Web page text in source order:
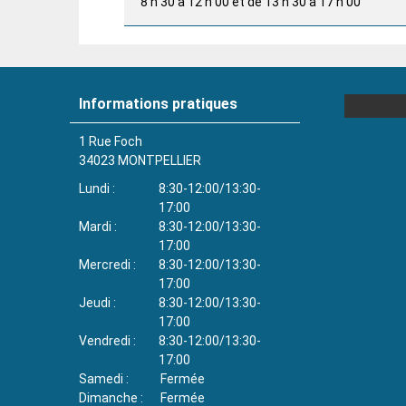
Informations pratiques
1 Rue Foch
34023 MONTPELLIER
Lundi
8:30-12:00/13:30-
17:00
Mardi
8:30-12:00/13:30-
17:00
Mercredi
8:30-12:00/13:30-
17:00
Jeudi
8:30-12:00/13:30-
17:00
Vendredi
8:30-12:00/13:30-
17:00
Samedi
Fermée
Dimanche
Fermée